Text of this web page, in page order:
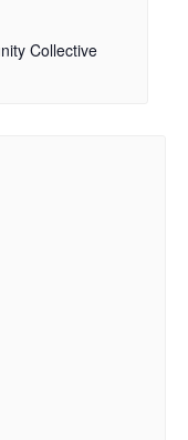
Collective